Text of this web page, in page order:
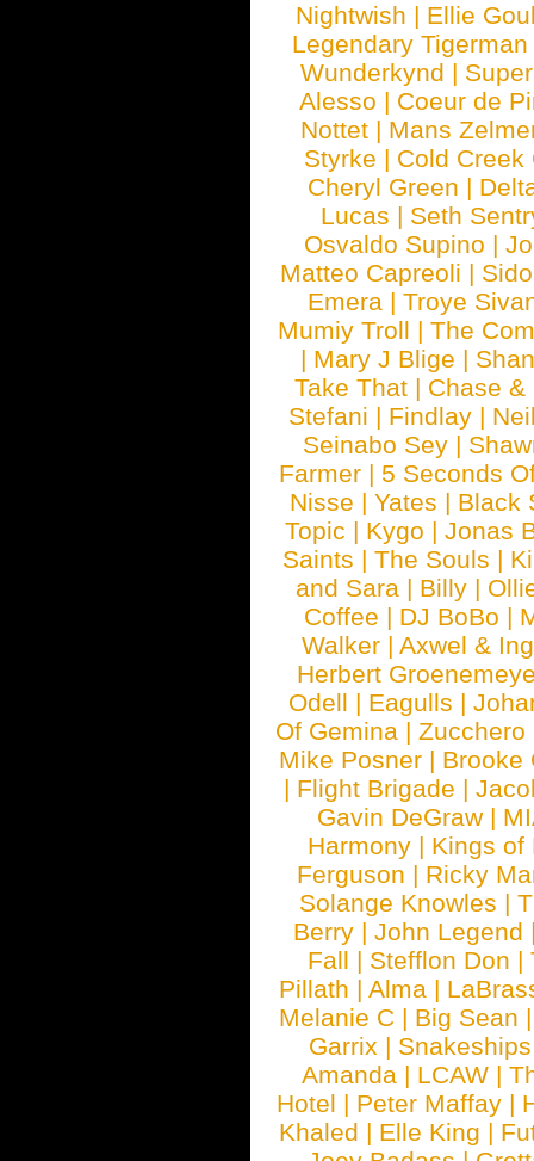
Nightwish | Ellie
Legendary Tigerman
Wunderkynd |
Alesso | Coeur de
Nottet | Mans
Styrke | Cold Creek
Cheryl Green |
Lucas | Seth
Osvaldo Supino |
Matteo Capreoli | Sido
Emera | Troye
Mumiy Troll |The
| Mary J Blige |
Take That | Chase &
Stefani | Findlay |
Seinabo Sey |
Farmer | 5 Seconds
Nisse | Yates | Black
Topic | Kygo | Jonas
Saints | The Souls |
and Sara | Billy |
Coffee | DJ BoBo |
Walker | Axwel &
Herbert
Odell | Eagulls |
Of Gemina |Zucchero
Mike Posner | Brooke
| Flight Brigade |
Gavin DeGraw |
Harmony | Kings of
Ferguson | Ricky
Solange Knowles |
Berry |John Legend
Fall | Stefflon Don |
Pillath |Alma |
Melanie C | Big Sean
Garrix |
Amanda | LCAW |
Hotel | Peter Maffay |
Khaled | Elle King |